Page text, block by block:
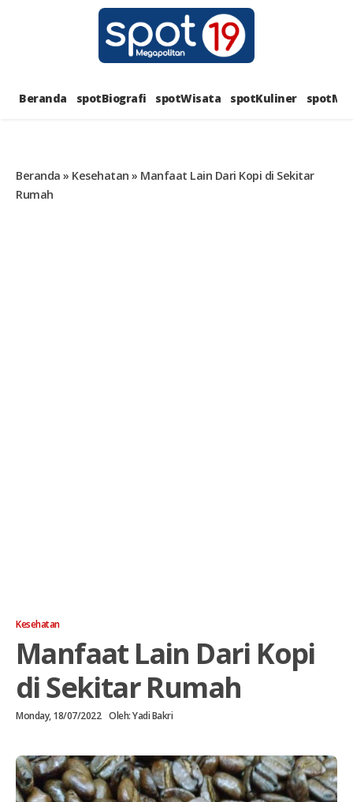
UNIK
Beranda spotBiografi spotWisata spotKuliner
Beranda » Kesehatan » Manfaat Lain Dari Kopi di Sekitar
Rumah
Kesehatan
Manfaat Lain Dari Kopi
di Sekitar Rumah
Monday, 18/07/2022 Oleh:Yadi Bakri